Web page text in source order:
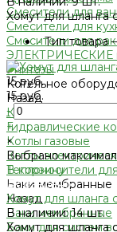
Смесители для
Смесители для
Смесители для
ЭЛЕКТРИЧЕСКИЕ
Унитазы
Котельное
Назад
Котельное
Гидравлические
Котлы газовые
Котлы
Теплоносители
Баки мембранные
Назад
Баки мембранные
Баки для систем
Хомут для шланга
•Тип товара
15 руб.
15 руб.
-
+
×
Выбрано
В корзину
Добавлено
Хомут для шланга
В наличии: 14 шт.
Хомут для шланга